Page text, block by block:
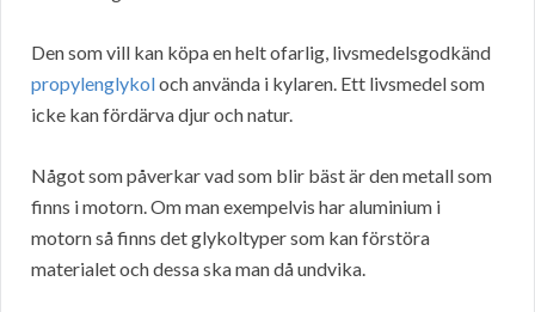
Den som vill kan köpa en helt ofarlig, livsmedelsgodkänd
propylenglykoloch använda i kylaren. Ett livsmedel som
icke kan fördärva djur och natur.
Något som påverkar vad som blir bäst är den metall som
finns i motorn. Om man exempelvis har aluminium i
motorn så finns det glykoltyper som kan förstöra
materialet och dessa ska man då undvika.